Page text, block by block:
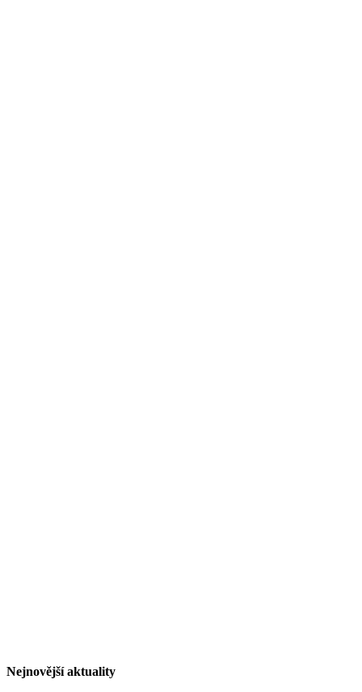
Nejnovější aktuality